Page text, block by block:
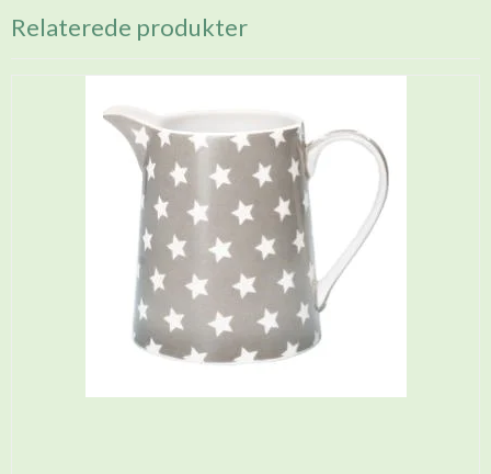
Relaterede produkter